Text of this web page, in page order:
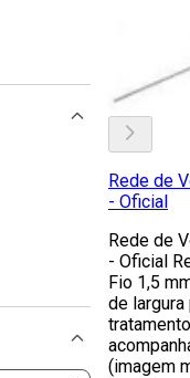
Rede de
- Oficial
Rede de
- Oficial
Fio 1,5
de largura
(imagem